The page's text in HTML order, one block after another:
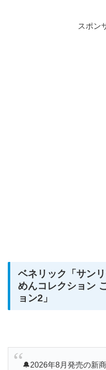
スポン
ベネリック 「サン
めんコレクション
ョン2」
🔔2026年8月発売の新